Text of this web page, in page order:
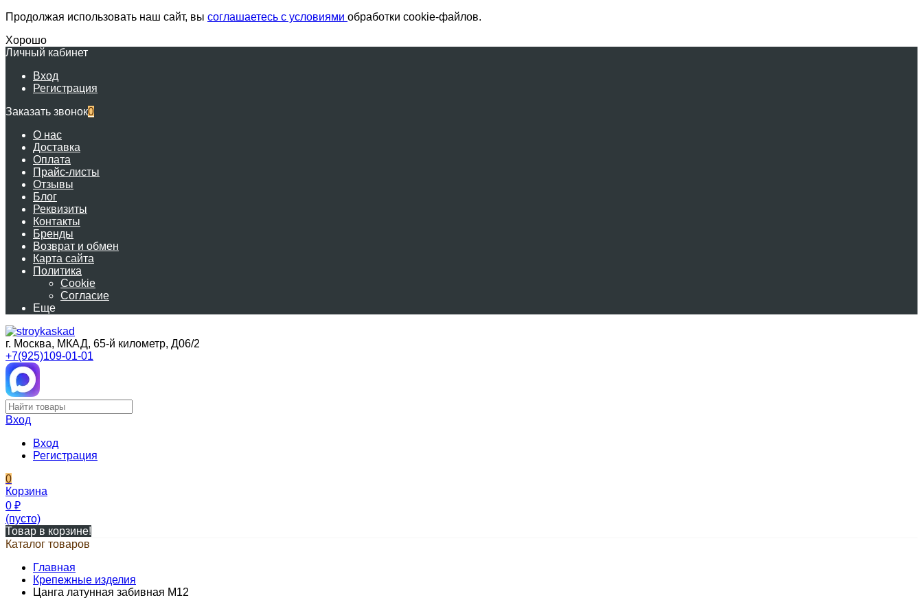
Продолжая использовать наш сайт, вы соглашаетесь с условиями обработки cookie-файлов.
Хорошо
Личный кабинет
Вход
Регистрация
Заказать звонок0
О нас
Доставка
Оплата
Прайс-листы
Отзывы
Блог
Реквизиты
Контакты
Бренды
Возврат и обмен
Карта сайта
Политика
Cookie
Согласие
Еще
г. Москва, МКАД, 65-й километр, Д06/2
+7(925)109-01-01
Вход
Вход
Регистрация
0
Корзина
0 ₽
(пусто)
Товар в корзине!
Каталог товаров
Главная
Крепежные изделия
Цанга латунная забивная М12